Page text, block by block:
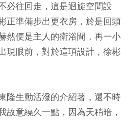
必往回走，這是迴旋空間設
正準備步出更衣房，於是回頭
然便是主人的衛浴間，再一小
現眼前，對於這項設計，徐彬
隆生動活潑的介紹著，還不時
故意繞久一點，因為天稍暗，